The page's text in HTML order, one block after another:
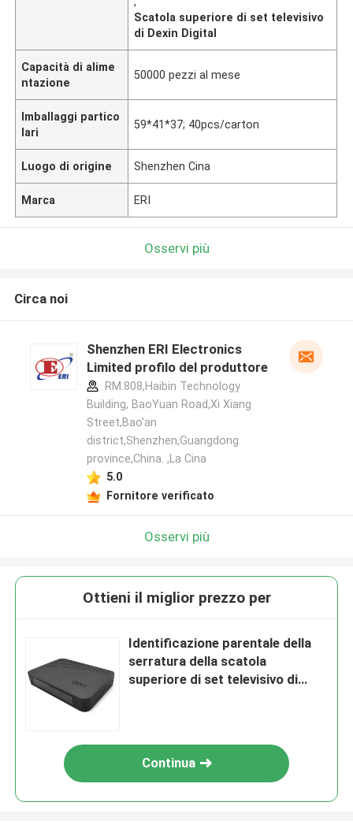
Scatola superiore di set televisivo
di Dexin Digital
Capacità di alime
ntazione
50000 pezzi al mese
Imballaggi partico
lari
59*41*37; 40pcs/carton
Luogo di origine Shenzhen Cina
Marca ERI
Osservi più
Circa noi
Shenzhen ERI Electronics
Limited profilo del produttore
RM.808,Haibin Technology
Building, BaoYuan Road,Xi Xiang
Street,Bao'an
district,Shenzhen,Guangdong
province,China. ,La Cina
5.0
Fornitore verificato
Osservi più
Ottieni il miglior prezzo per
Identificazione parentale della
serratura della scatola
superiore di set televisivo di
Continua